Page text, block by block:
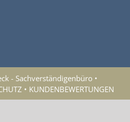
- Sachverständigenbüro •
• KUNDENBEWERTUNGEN